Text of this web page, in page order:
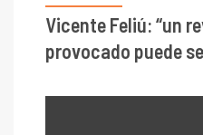
Vicente Feliú: “un
provocado puede